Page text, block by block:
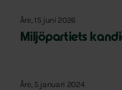
Åre, 15 juni 2026
Miljöpartiets
Åre, 5 januari 2024